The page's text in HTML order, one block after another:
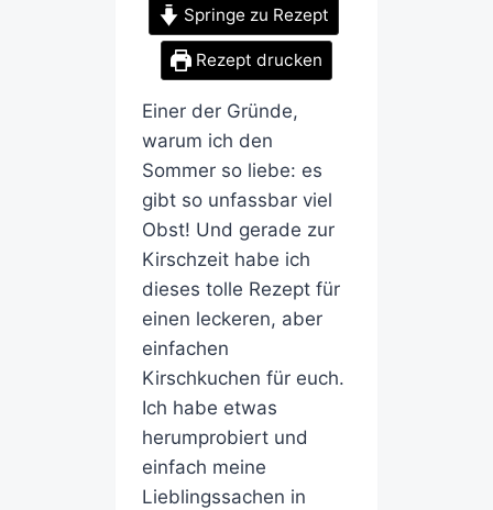
Springe zu Rezept
Rezept drucken
Einer der Gründe,
warum ich den
Sommer so liebe: es
gibt so unfassbar viel
Obst! Und gerade zur
Kirschzeit habe ich
dieses tolle Rezept für
einen leckeren, aber
einfachen
Kirschkuchen für euch.
Ich habe etwas
herumprobiert und
einfach meine
Lieblingssachen in